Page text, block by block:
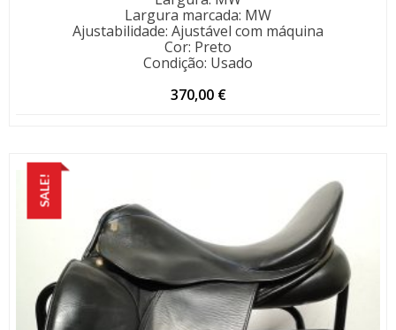
Largura marcada: MW
Ajustabilidade: Ajustável com máquina
Cor: Preto
Condição: Usado
370,00 €
SALE!